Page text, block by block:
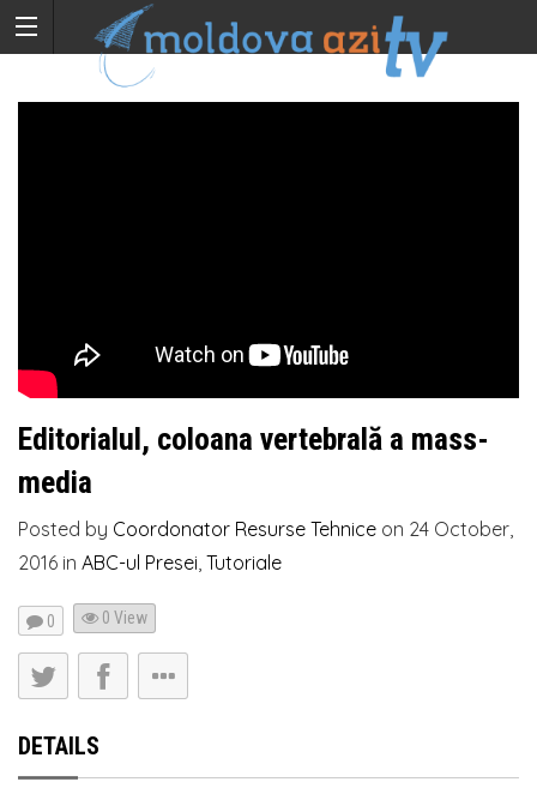
Editorialul, coloana vertebrală a mass-
media
Posted by Coordonator Resurse Tehnice on 24 October,
2016 in ABC-ul Presei Tutoriale
0 0 View
DETAILS